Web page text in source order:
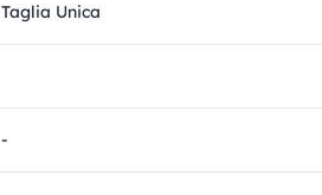
Taglia Unica
-